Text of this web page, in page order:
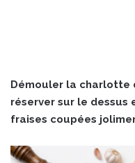
Démouler la charlotte
réserver sur le
fraises coupées